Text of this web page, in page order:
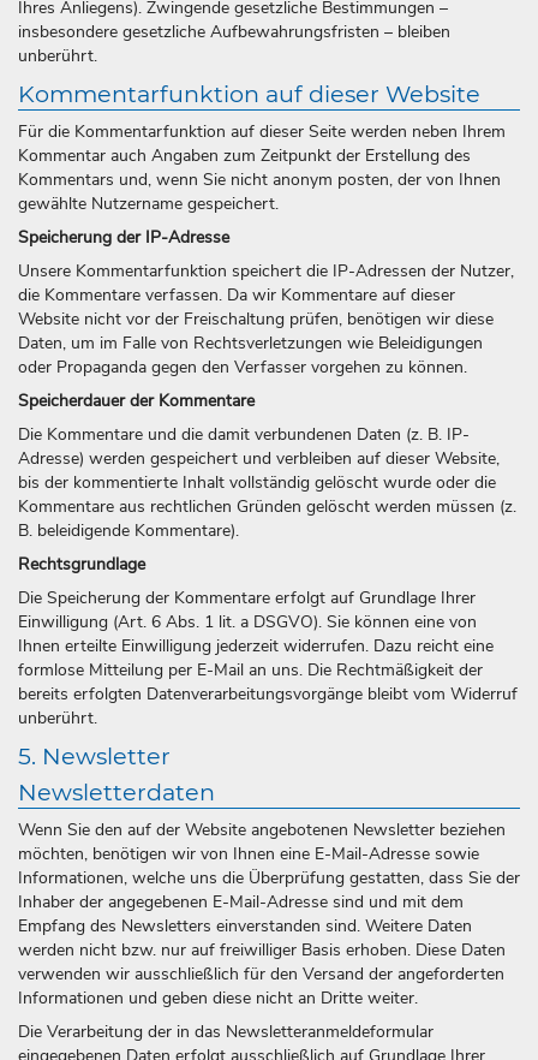
Ihres Anliegens). Zwingende gesetzliche Bestimmungen –
insbesondere gesetzliche Aufbewahrungsfristen – bleiben
unberührt.
Kommentarfunktion auf dieser Website
Für die Kommentarfunktion auf dieser Seite werden neben Ihrem
Kommentar auch Angaben zum Zeitpunkt der Erstellung des
Kommentars und, wenn Sie nicht anonym posten, der von Ihnen
gewählte Nutzername gespeichert.
Speicherung der IP-Adresse
Unsere Kommentarfunktion speichert die IP-Adressen der Nutzer,
die Kommentare verfassen. Da wir Kommentare auf dieser
Website nicht vor der Freischaltung prüfen, benötigen wir diese
Daten, um im Falle von Rechtsverletzungen wie Beleidigungen
oder Propaganda gegen den Verfasser vorgehen zu können.
Speicherdauer der Kommentare
Die Kommentare und die damit verbundenen Daten (z. B. IP-
Adresse) werden gespeichert und verbleiben auf dieser Website,
bis der kommentierte Inhalt vollständig gelöscht wurde oder die
Kommentare aus rechtlichen Gründen gelöscht werden müssen (z.
B. beleidigende Kommentare).
Rechtsgrundlage
Die Speicherung der Kommentare erfolgt auf Grundlage Ihrer
Einwilligung (Art. 6 Abs. 1 lit. a DSGVO). Sie können eine von
Ihnen erteilte Einwilligung jederzeit widerrufen. Dazu reicht eine
formlose Mitteilung per E-Mail an uns. Die Rechtmäßigkeit der
bereits erfolgten Datenverarbeitungsvorgänge bleibt vom Widerruf
unberührt.
5. Newsletter
Newsletterdaten
Wenn Sie den auf der Website angebotenen Newsletter beziehen
möchten, benötigen wir von Ihnen eine E-Mail-Adresse sowie
Informationen, welche uns die Überprüfung gestatten, dass Sie der
Inhaber der angegebenen E-Mail-Adresse sind und mit dem
Empfang des Newsletters einverstanden sind. Weitere Daten
werden nicht bzw. nur auf freiwilliger Basis erhoben. Diese Daten
verwenden wir ausschließlich für den Versand der angeforderten
Informationen und geben diese nicht an Dritte weiter.
Die Verarbeitung der in das Newsletteranmeldeformular
eingegebenen Daten erfolgt ausschließlich auf Grundlage Ihrer